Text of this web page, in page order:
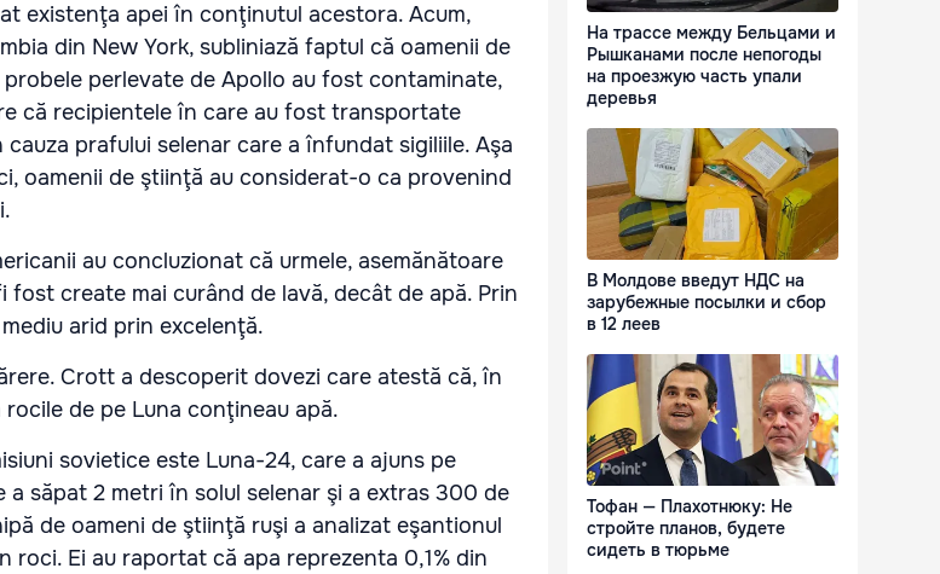
existenţa apei în conţinutul acestora. Acum,
din New York, subliniază faptul că oamenii de
perlevate de Apollo au fost contaminate,
că recipientele în care au fost transportate
prafului selenar care a înfundat sigiliile. Aşa
oamenii de ştiinţă au considerat-o ca provenind
au concluzionat că urmele, asemănătoare
fost create mai curând de lavă, decât de apă. Prin
arid prin excelenţă.
Crott a descoperit dovezi care atestă că, în
de pe Luna conţineau apă.
sovietice este Luna-24, care a ajuns pe
a săpat 2 metri în solul selenar şi a extras 300 de
de oameni de ştiinţă ruşi a analizat eşantionul
roci. Ei au raportat că apa reprezenta 0,1% din
На трассе между Бельцами и
Рышканами после непогоды
на проезжую часть упали
деревья
В Молдове введут НДС на
зарубежные посылки и сбор
в 12 леев
Тофан — Плахотнюку: Не
стройте планов, будете
сидеть в тюрьме